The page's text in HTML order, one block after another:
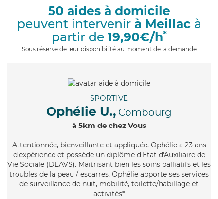
50 aides à domicile
peuvent intervenir à Meillacà
partir de 19,90€/h*
Sous réserve de leur disponibilité au moment de la demande
SPORTIVE
Ophélie U., Combourg
à 5km de chez Vous
Attentionnée, bienveillante et appliquée, Ophélie a 23 ans
d'expérience et possède un diplôme d'État d'Auxiliaire de
Vie Sociale (DEAVS). Maitrisant bien les soins palliatifs et les
troubles de la peau / escarres, Ophélie apporte ses services
de surveillance de nuit, mobilité, toilette/habillage et
activités*